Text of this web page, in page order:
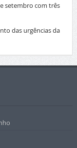
setembro com três
das urgências da